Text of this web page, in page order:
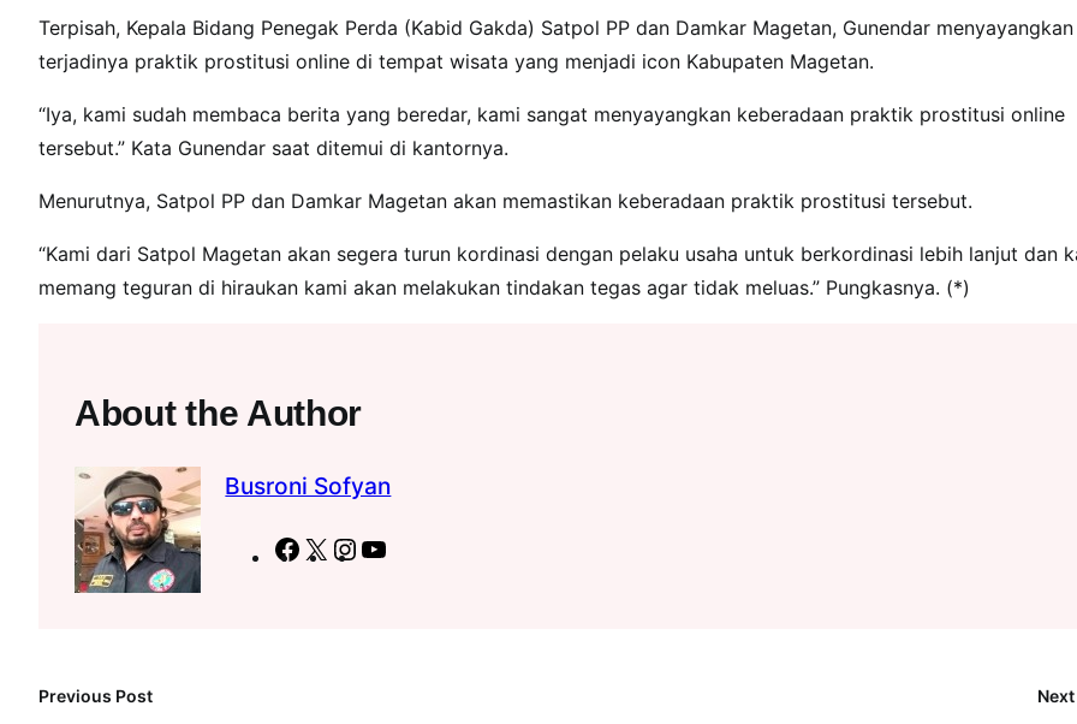
Terpisah, Kepala Bidang Penegak Perda (Kabid Gakda) Satpol PP dan Damkar Magetan, Gunendar menyayangkan
terjadinya praktik prostitusi online di tempat wisata yang menjadi icon Kabupaten Magetan.
“Iya, kami sudah membaca berita yang beredar, kami sangat menyayangkan keberadaan praktik prostitusi online
tersebut.” Kata Gunendar saat ditemui di kantornya.
Menurutnya, Satpol PP dan Damkar Magetan akan memastikan keberadaan praktik prostitusi tersebut.
“Kami dari Satpol Magetan akan segera turun kordinasi dengan pelaku usaha untuk berkordinasi lebih lanjut dan
memang teguran di hiraukan kami akan melakukan tindakan tegas agar tidak meluas.” Pungkasnya. (*)
About the Author
Busroni Sofyan
F
X
I
Previous Post